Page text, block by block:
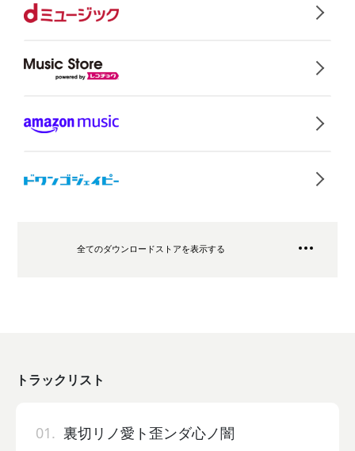
全てのダウンロードストアを表示する
トラックリスト
01. 裏切リノ愛ト歪ンダ心ノ闇